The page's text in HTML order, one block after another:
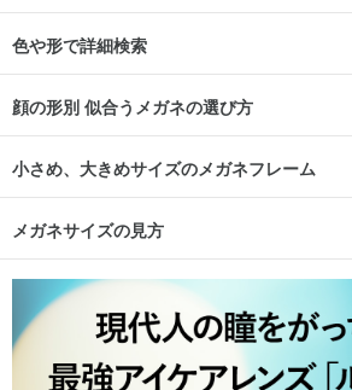
色や形で詳細検索
顔の形別 似合うメガネの選び方
小さめ、大きめサイズのメガネフレーム
メガネサイズの見方